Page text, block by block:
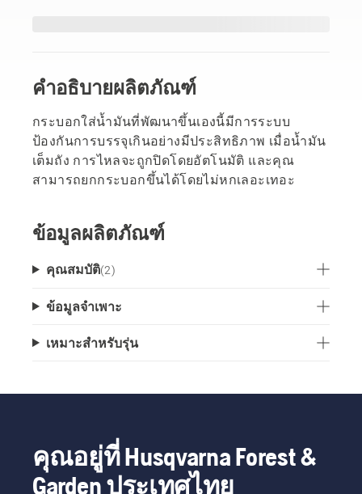
คำอธิบายผลิตภัณฑ์
กระบอกใส่น้ำมันที่พัฒนาขึ้นเองนี้มีการระบบ
ป้องกันการบรรจุเกินอย่างมีประสิทธิภาพ เมื่อน้ำมัน
เต็มถัง การไหลจะถูกปิดโดยอัตโนมัติ และคุณ
สามารถยกกระบอกขึ้นได้โดยไม่หกเลอะเทอะ
ข้อมูลผลิตภัณฑ์
คุณสมบัติ(2)
ข้อมูลจำเพาะ
เหมาะสำหรับรุ่น
คุณอยู่ที่ Husqvarna Forest &
Garden ประเทศไทย